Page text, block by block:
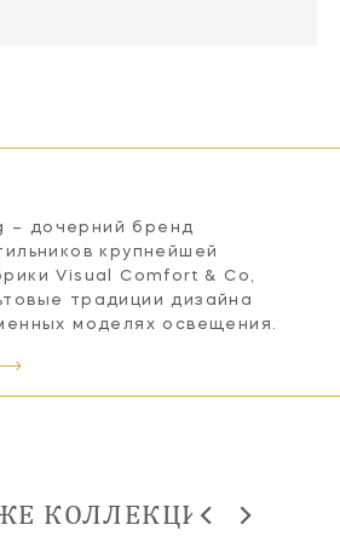
– дочерний бренд
крупнейшей
Visual Comfort & Co,
традиции дизайна
моделях освещения.
КОЛЛЕКЦИИ